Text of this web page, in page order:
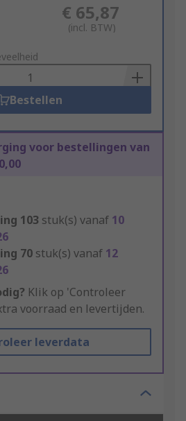
€ 65,87
(incl. BTW)
Bestellen
voor bestellingen van
103 stuk(s) vanaf 10
70 stuk(s) vanaf 12
Klik op 'Controleer
voorraad en levertijden.
leverdata